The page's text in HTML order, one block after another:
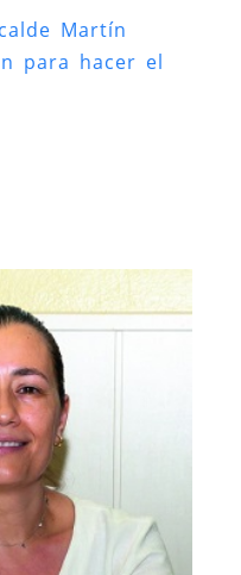
Martín
para hacer el